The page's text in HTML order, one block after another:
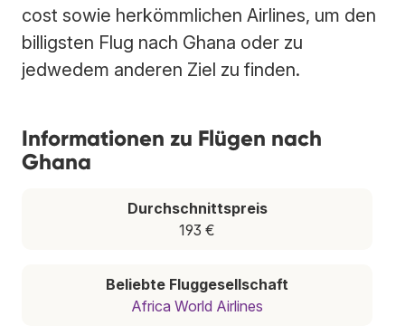
cost sowie herkömmlichen Airlines, um den
billigsten Flug nach Ghana oder zu
jedwedem anderen Ziel zu finden.
Informationen zu Flügen nach
Ghana
Durchschnittspreis
193 €
Beliebte Fluggesellschaft
Africa World Airlines